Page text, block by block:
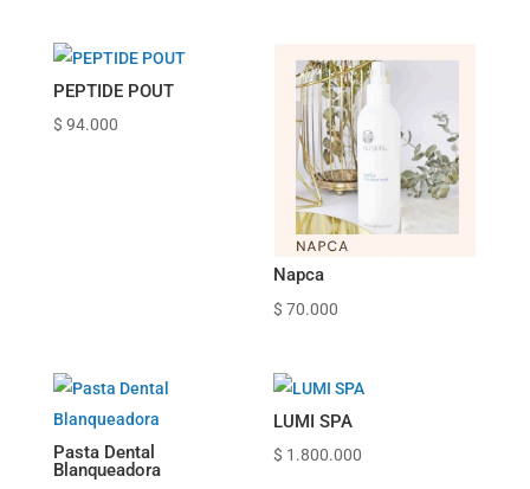
PEPTIDE POUT
$ 94.000
Napca
$ 70.000
Pasta Dental
Blanqueadora
LUMI SPA
$ 1.800.000